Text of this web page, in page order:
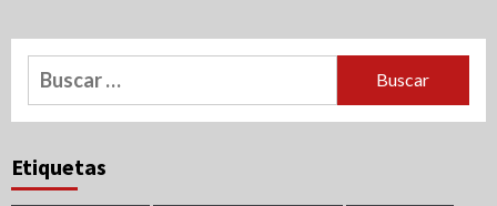
Buscar:
Etiquetas